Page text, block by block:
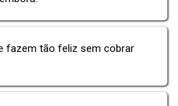
fazem tão feliz sem cobrar